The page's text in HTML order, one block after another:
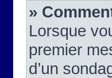
»
Lorsque
premier
d’un